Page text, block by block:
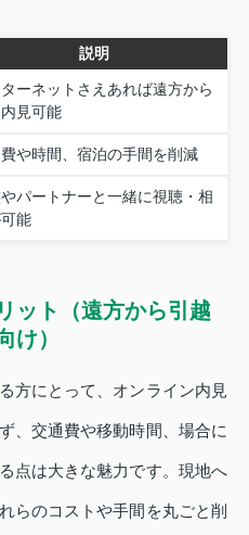
説明
ーネットさえあれば遠方から
見可能
や時間、宿泊の手間を削減
パートナーと一緒に視聴・相
能
ット（遠方から引越
け）
方にとって、オンライン内見
、交通費や移動時間、場合に
点は大きな魅力です。現地へ
らのコストや手間を丸ごと削